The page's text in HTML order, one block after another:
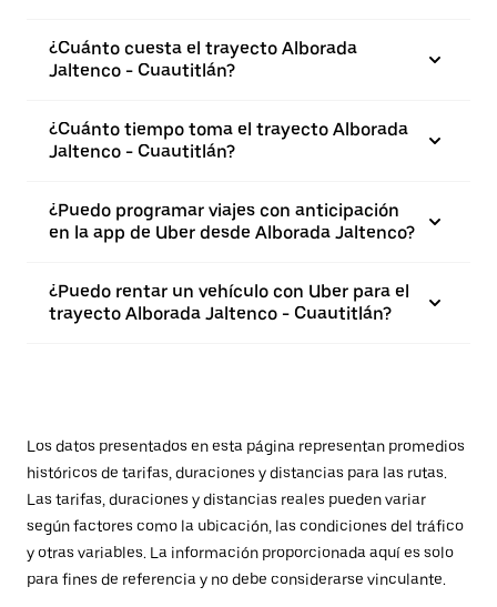
¿Cuánto cuesta el trayecto Alborada
Jaltenco - Cuautitlán?
¿Cuánto tiempo toma el trayecto Alborada
Jaltenco - Cuautitlán?
¿Puedo programar viajes con anticipación
en la app de Uber desde Alborada Jaltenco?
¿Puedo rentar un vehículo con Uber para el
trayecto Alborada Jaltenco - Cuautitlán?
Los datos presentados en esta página representan promedios
históricos de tarifas, duraciones y distancias para las rutas.
Las tarifas, duraciones y distancias reales pueden variar
según factores como la ubicación, las condiciones del tráfico
y otras variables. La información proporcionada aquí es solo
para fines de referencia y no debe considerarse vinculante.